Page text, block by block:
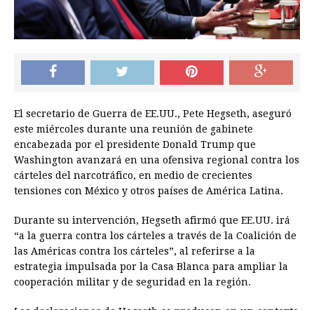
El secretario de Guerra de EE.UU., Pete Hegseth, aseguró
este miércoles durante una reunión de gabinete
encabezada por el presidente Donald Trump que
Washington avanzará en una ofensiva regional contra los
cárteles del narcotráfico, en medio de crecientes
tensiones con México y otros países de América Latina.
Durante su intervención, Hegseth afirmó que EE.UU. irá
“a la guerra contra los cárteles a través de la Coalición de
las Américas contra los cárteles”, al referirse a la
estrategia impulsada por la Casa Blanca para ampliar la
cooperación militar y de seguridad en la región.